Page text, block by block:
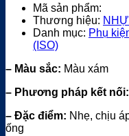
Mã sản phẩm:
Thương hiệu:
Danh mục: Phụ
(ISO)
– Màu sắc: Màu xám
– Phương pháp kết nối:
– Đặc điểm: Nhẹ, chịu
ống